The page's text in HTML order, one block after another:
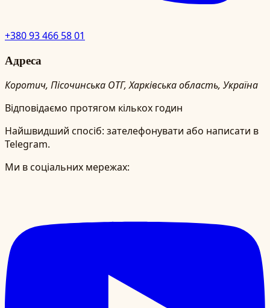
+380 93 466 58 01
Адреса
Коротич, Пісочинська ОТГ, Харківська область, Україна
Відповідаємо протягом кількох годин
Найшвидший спосіб: зателефонувати або написати в
Telegram.
Ми в соціальних мережах: